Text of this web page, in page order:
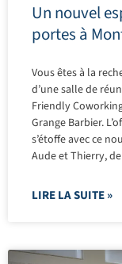
Un nouvel
portes à
Vous êtes à la
d’une salle de
Friendly
Grange Barbier.
s’étoffe avec ce
Aude et Thierry,
LIRE LA SUITE »